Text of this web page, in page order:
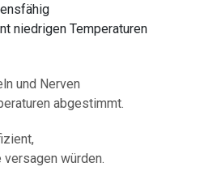
niedrigen Temperaturen
und Nerven
abgestimmt.
würden.